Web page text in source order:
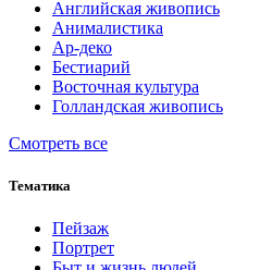
Английская живопись
Анималистика
Ар-деко
Бестиарий
Восточная культура
Голландская живопись
Смотреть все
Тематика
Пейзаж
Портрет